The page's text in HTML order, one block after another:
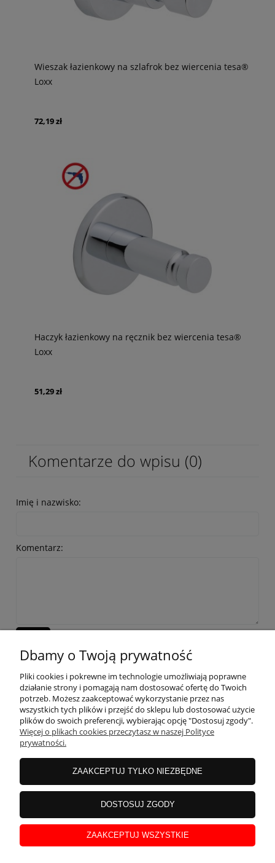
Wieszak łazienkowy na szlafrok bez wiercenia tesa®
Loxx
72,19 zł
Haczyk łazienkowy na ręcznik bez wiercenia tesa®
Loxx
51,29 zł
Komentarze do wpisu (0)
Imię i nazwisko:
Komentarz:
OBSŁUGA KLIENTA
MOJE KONTO
INFORMACJE
STREFA WIEDZY
Dbamy o Twoją prywatność
Pliki cookies i pokrewne im technologie umożliwiają poprawne
działanie strony i pomagają nam dostosować ofertę do Twoich
potrzeb. Możesz zaakceptować wykorzystanie przez nas
wszystkich tych plików i przejść do sklepu lub dostosować użycie
plików do swoich preferencji, wybierając opcję "Dostosuj zgody".
Więcej o plikach cookies przeczytasz w naszej Polityce
prywatności.
ZAAKCEPTUJ TYLKO NIEZBĘDNE
DOSTOSUJ ZGODY
ZAAKCEPTUJ WSZYSTKIE